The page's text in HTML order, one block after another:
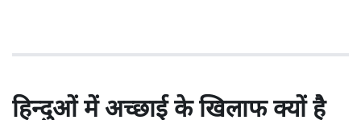
हिन्दुओं में अच्छाई के खिलाफ क्यों है